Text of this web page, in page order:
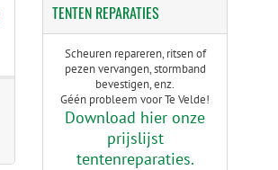
TENTEN REPARATIES
Scheuren repareren, ritsen of
pezen vervangen, stormband
bevestigen, enz.
Géén probleem voor Te Velde!
Download hier onze
prijslijst
tentenreparaties.